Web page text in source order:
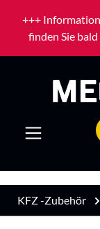
Zum Hauptinhalt
+++
finden Sie
KFZ -Zubehör